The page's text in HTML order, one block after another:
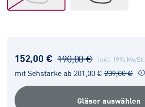
152,00 € 190,00 € inkl. 19% MwSt.
mit Sehstärke ab 201,00 € 239,00 €
Gläser auswählen